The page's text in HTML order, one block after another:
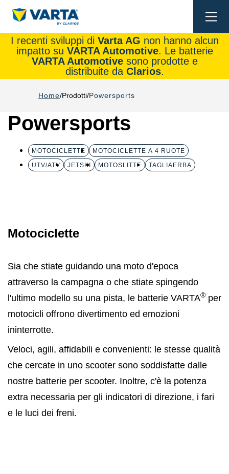
I recenti sviluppi di Varta AG non hanno alcun
impatto su VARTA Automotive. Le batterie
VARTA Automotivesono prodotte e
distribuite da Clarios.
Home Prodotti Powersports
Powersports
MOTOCICLETTE
MOTOCICLETTE A 4 RUOTE
UTV/ATV
JETSKI MOTOSLITTE TAGLIAERBA
Motociclette
Sia che stiate guidando una moto d'epoca
attraverso la campagna o che stiate spingendo
l'ultimo modello su una pista, le batterie VARTA® per
motocicli offrono divertimento ed emozioni
ininterrotte.
Veloci, agili, affidabili e convenienti: le stesse qualità
che cercate in uno scooter sono soddisfatte dalle
nostre batterie per scooter. Inoltre, c'è la potenza
extra necessaria per gli indicatori di direzione, i fari
e le luci dei freni.